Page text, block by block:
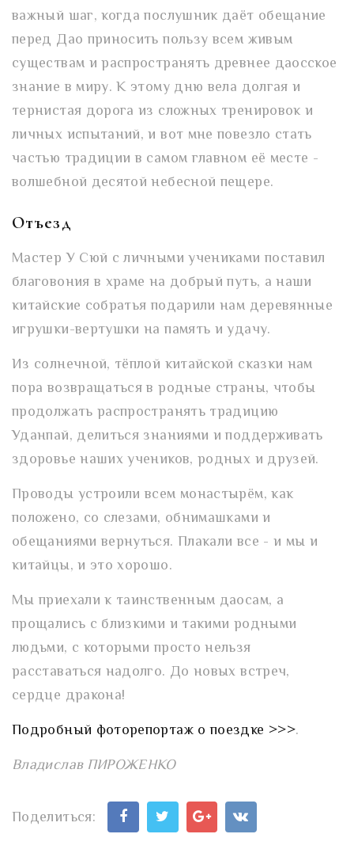
важный шаг, когда послушник даёт обещание
перед Дао приносить пользу всем живым
существам и распространять древнее даосское
знание в миру. К этому дню вела долгая и
тернистая дорога из сложных тренировок и
личных испытаний, и вот мне повезло стать
частью традиции в самом главном её месте -
волшебной десятой небесной пещере.
Отъезд
Мастер У Сюй с личными учениками поставил
благовония в храме на добрый путь, а наши
китайские собратья подарили нам деревянные
игрушки-вертушки на память и удачу.
Из солнечной, тёплой китайской сказки нам
пора возвращаться в родные страны, чтобы
продолжать распространять традицию
Уданпай, делиться знаниями и поддерживать
здоровье наших учеников, родных и друзей.
Проводы устроили всем монастырём, как
положено, со слезами, обнимашками и
обещаниями вернуться. Плакали все - и мы и
китайцы, и это хорошо.
Мы приехали к таинственным даосам, а
прощались с близкими и такими родными
людьми, с которыми просто нельзя
расставаться надолго. До новых встреч,
сердце дракона!
Подробный фоторепортаж о поездке >>>.
Владислав ПИРОЖЕНКО
Поделиться: